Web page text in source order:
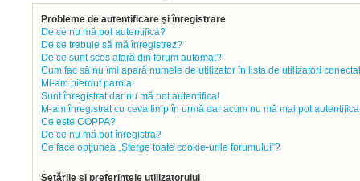
Probleme de autentificare şi înregistrare
De ce nu mă pot autentifica?
De ce trebuie să mă înregistrez?
De ce sunt scos afară din forum automat?
Cum fac să nu îmi apară numele de utilizator în lista de utilizatori
Mi-am pierdut parola!
Sunt înregistrat dar nu mă pot autentifica!
M-am înregistrat cu ceva timp în urmă dar acum nu mă mai pot
Ce este COPPA?
De ce nu mă pot înregistra?
Ce face opţiunea „Şterge toate cookie-urile forumului”?
Setările şi preferinţele utilizatorului